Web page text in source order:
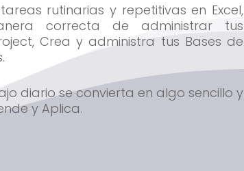
rutinarias y repetitivas en Excel,
correcta de administrar tus
Crea y administra tus Bases de
diario se convierta en algo sencillo y
y Aplica.